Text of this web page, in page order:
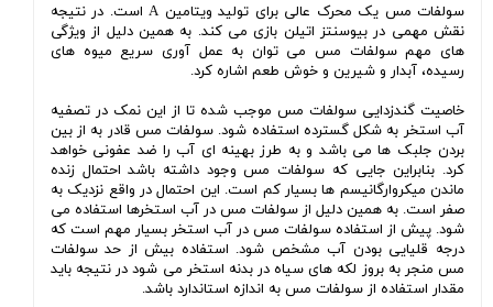
سولفات مس یک محرک عالی برای تولید ویتامین A است. در نتیجه
نقش مهمی در بیوسنتز اتیلن بازی می کند. به همین دلیل از ویژگی
های مهم سولفات مس می توان به عمل آوری سریع میوه های
رسیده، آبدار و شیرین و خوش طعم اشاره کرد.
خاصیت گندزدایی سولفات مس موجب شده تا از این نمک در تصفیه
آب استخر به شکل گسترده استفاده شود. سولفات مس قادر به از بین
بردن جلبک ها می باشد و به طرز بهینه ای آب را ضد عفونی خواهد
کرد. بنابراین جایی که سولفات مس وجود داشته باشد احتمال زنده
ماندن میکروارگانیسم ها بسیار کم است. این احتمال در واقع نزدیک به
صفر است. به همین دلیل از سولفات مس در آب استخرها استفاده می
شود. پیش از استفاده سولفات مس در آب استخر بسیار مهم است که
درجه قلیایی بودن آب مشخص شود. استفاده بیش از حد سولفات
مس منجر به بروز لکه های سیاه در بدنه استخر می شود در نتیجه باید
مقدار استفاده از سولفات مس به اندازه استاندارد باشد.